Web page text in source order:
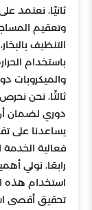
ثانيًا، نعتمد
وتعقيم
التنظيف
باستخدام
والميكروبات
ثالثًا، نحن
دوري لضمان
يساعدنا على
فعالية الخدمة
رابعًا، نولي
استخدام هذه
تحقيق أقصى